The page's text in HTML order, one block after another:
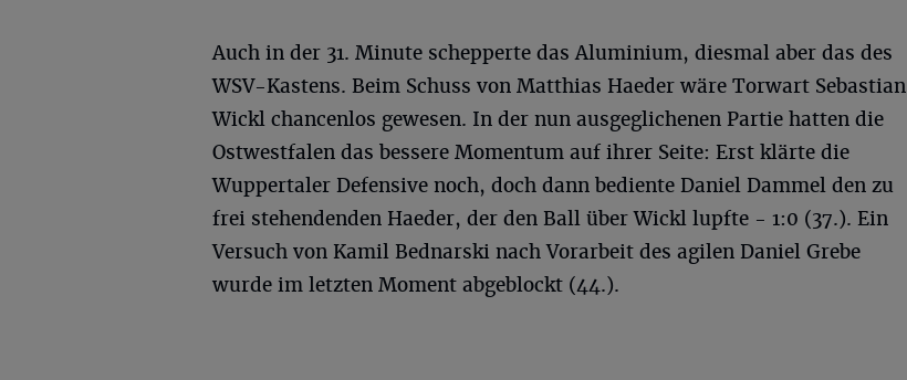
Auch in der 31. Minute schepperte das Aluminium, diesmal aber das des
WSV-Kastens. Beim Schuss von Matthias Haeder wäre Torwart Sebastian
Wickl chancenlos gewesen. In der nun ausgeglichenen Partie hatten die
Ostwestfalen das bessere Momentum auf ihrer Seite: Erst klärte die
Wuppertaler Defensive noch, doch dann bediente Daniel Dammel den zu
frei stehendenden Haeder, der den Ball über Wickl lupfte - 1:0 (37.). Ein
Versuch von Kamil Bednarski nach Vorarbeit des agilen Daniel Grebe
wurde im letzten Moment abgeblockt (44.).